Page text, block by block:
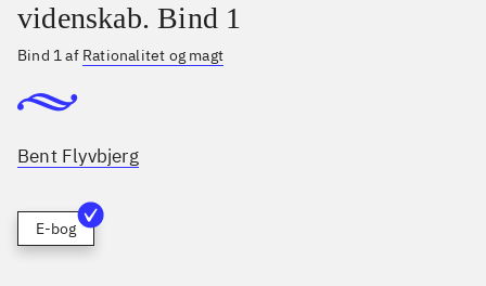
videnskab. Bind 1
Bind 1 af Rationalitet og magt
Bent Flyvbjerg
E-bog